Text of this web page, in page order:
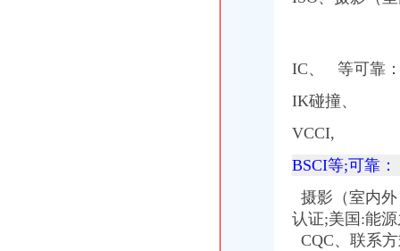
【食品办理产品标准备案在哪里办理】价格,厂家,废水噪音污染检测
关于做好1263户外商投资企业被依法吊销营业执照后有关税务处理的通
加洲红娱乐会所,团购,优惠券,点评,加洲红娱乐会所电话,地址-
专业办理10万-500万股权变更（执照/地税加-急-广州58同城
【图】途观8T菁英加装车台,八重洲FTM-350R_途观/途观L论坛_汽车
IC、
等可靠
IK碰撞、
VCCI,
BSCI等;可靠：
摄影（室内
认证;美国:能
CQC、联系